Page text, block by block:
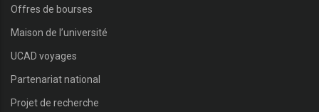
Offres de bourses
Maison de l’université
UCAD voyages
Partenariat national
Projet de recherche